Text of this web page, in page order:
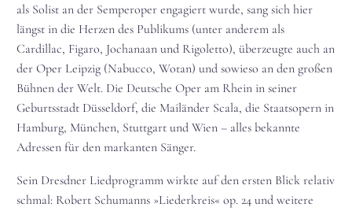
als Solist an der Semperoper engagiert wurde, sang sich hier
längst in die Herzen des Publikums (unter anderem als
Cardillac, Figaro, Jochanaan und Rigoletto), überzeugte auch an
der Oper Leipzig (Nabucco, Wotan) und sowieso an den großen
Bühnen der Welt. Die Deutsche Oper am Rhein in seiner
Geburtsstadt Düsseldorf, die Mailänder Scala, die Staatsopern in
Hamburg, München, Stuttgart und Wien – alles bekannte
Adressen für den markanten Sänger.
Sein Dresdner Liedprogramm wirkte auf den ersten Blick relativ
schmal: Robert Schumanns »Liederkreis« op. 24 und weitere